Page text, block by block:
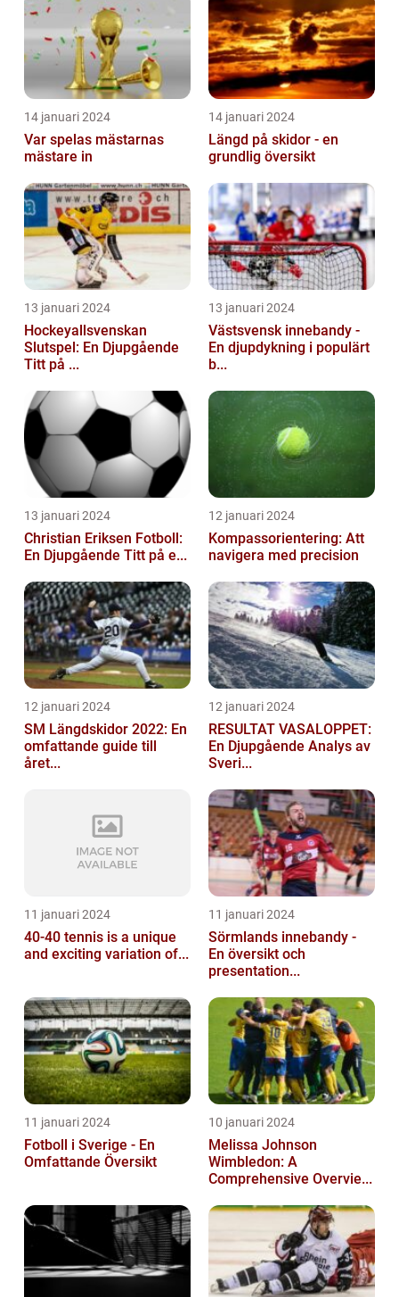
14 januari 2024
Var spelas mästarnas
mästare in
14 januari 2024
Längd på skidor - en
grundlig översikt
13 januari 2024
Hockeyallsvenskan
Slutspel: En Djupgående
Titt på ...
13 januari 2024
Västsvensk innebandy -
En djupdykning i populärt
b...
13 januari 2024
Christian Eriksen Fotboll:
En Djupgående Titt på e...
12 januari 2024
Kompassorientering: Att
navigera med precision
12 januari 2024
SM Längdskidor 2022: En
omfattande guide till
året...
12 januari 2024
RESULTAT VASALOPPET:
En Djupgående Analys av
Sveri...
11 januari 2024
40-40 tennis is a unique
and exciting variation of...
11 januari 2024
Sörmlands innebandy -
En översikt och
presentation...
11 januari 2024
Fotboll i Sverige - En
Omfattande Översikt
10 januari 2024
Melissa Johnson
Wimbledon: A
Comprehensive Overvie...